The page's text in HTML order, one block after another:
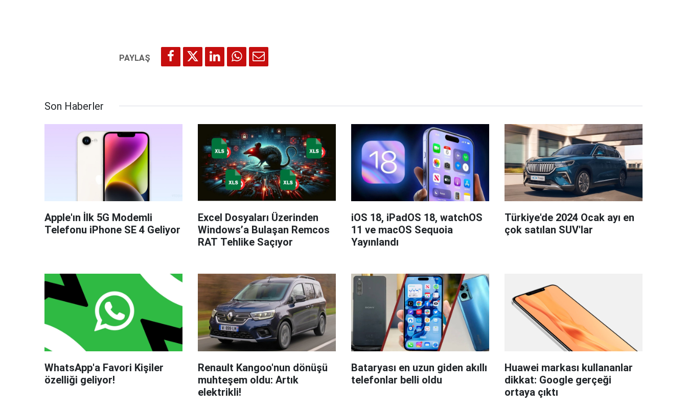
Son Haberler
Apple'ın İlk 5G Modemli
Telefonu iPhone SE 4 Geliyor
Excel Dosyaları Üzerinden
Windows’a Bulaşan Remcos
RAT Tehlike Saçıyor
iOS 18, iPadOS 18, watchOS
11 ve macOS Sequoia
Yayınlandı
Türkiye'de 2024 Ocak ayı en
çok satılan SUV'lar
WhatsApp'a Favori Kişiler
özelliği geliyor!
Renault Kangoo'nun dönüşü
muhteşem oldu: Artık
elektrikli!
Bataryası en uzun giden akıllı
telefonlar belli oldu
Huawei markası kullananlar
dikkat: Google gerçeği
ortaya çıktı